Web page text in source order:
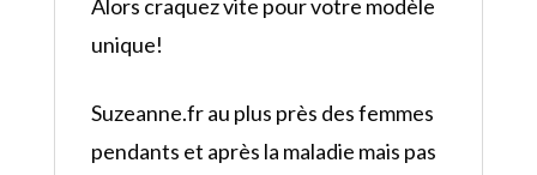
Alors craquez vite pour votre modèle
unique!
Suzeanne.fr au plus près des femmes
pendants et après la maladie mais pas